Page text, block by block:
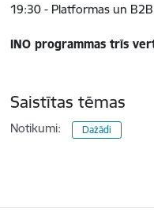
19:30 - Platformas un
INO programmas trīs
Saistītas tēmas
Notikumi: Dažādi